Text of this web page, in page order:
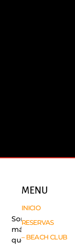
Somos
más
que
MENU
INICIO
RESERVAS
– BEACH CLUB